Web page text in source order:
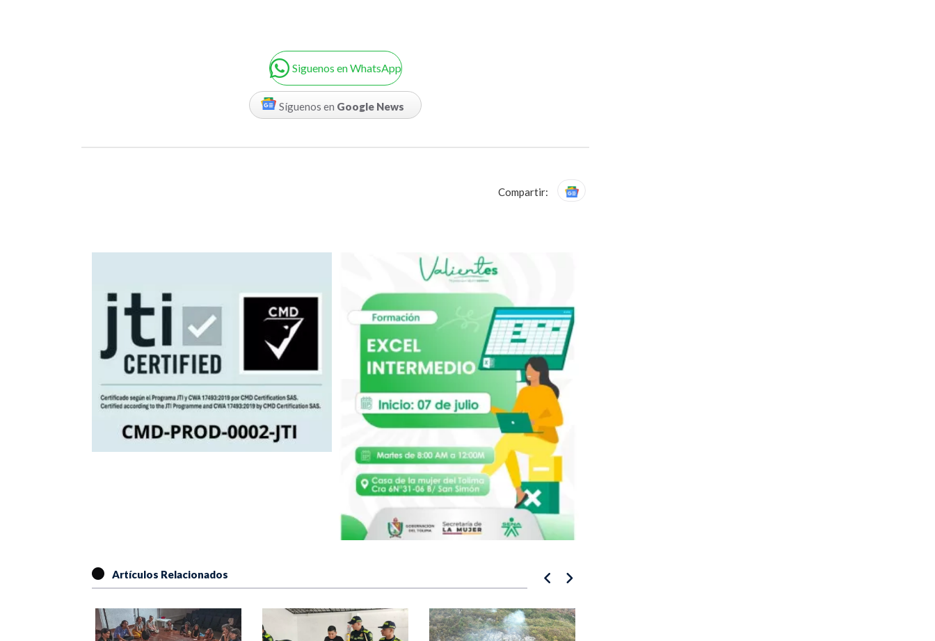
Siguenos en WhatsApp
Síguenos en Google News
Compartir:
Artículos Relacionados